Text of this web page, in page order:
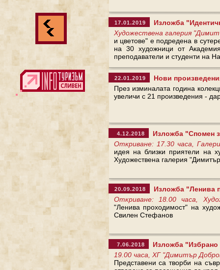
17.01.2019
Изложба
Художествена галерия
и цветове" е подредена в
на 30 художници от
преподаватели и студенти на
22.01.2019
Нови
През изминалата година
увеличи с 21 произведения -
4.12.2018
Изложба "Спомен
Откриване: 17.30 часа,
идея на близки приятели на
Художествена галерия
20.09.2018
Изложба "Ленива
Откриване: 18.00 часа,
"Ленива проходимост" на
Свилен Стефанов
7.06.2018
Изложба "Избрано
19.00 часа, ХГ "Димитър
Представени са творби на